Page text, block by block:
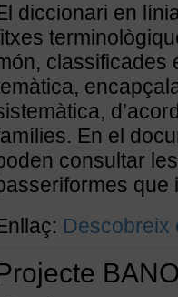
diccionari en
classificades
En el
consultar
que
Descobreix